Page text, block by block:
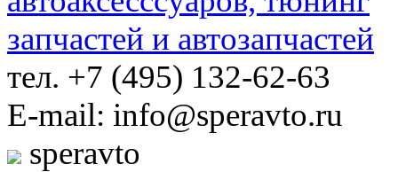
тел. +7 (495) 132-62-63
E-mail: info@speravto.ru
speravto